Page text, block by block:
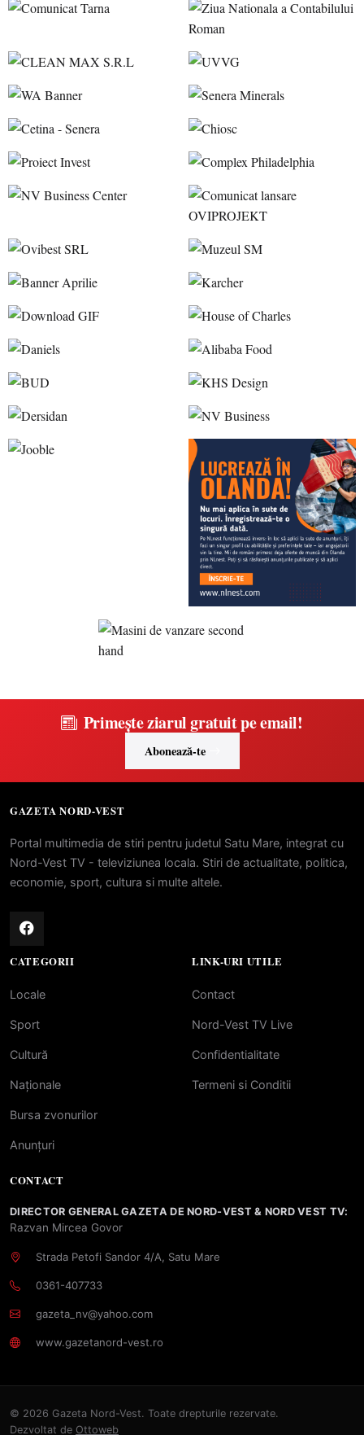
Primește ziarul gratuit pe email!
Abonează-te
GAZETA NORD-VEST
Portal multimedia de stiri pentru judetul Satu Mare, integrat cu
Nord-Vest TV - televiziunea locala. Stiri de actualitate, politica,
economie, sport, cultura si multe altele.
CATEGORII
Locale
Sport
Cultură
Naționale
Bursa zvonurilor
Anunțuri
LINK-URI UTILE
Contact
Nord-Vest TV Live
Confidentialitate
Termeni si Conditii
CONTACT
DIRECTOR GENERAL GAZETA DE NORD-VEST & NORD VEST TV:
Razvan Mircea Govor
Strada Petofi Sandor 4/A, Satu Mare
0361-407733
gazeta_nv@yahoo.com
www.gazetanord-vest.ro
© 2026 Gazeta Nord-Vest. Toate drepturile rezervate.
Dezvoltat de Ottoweb